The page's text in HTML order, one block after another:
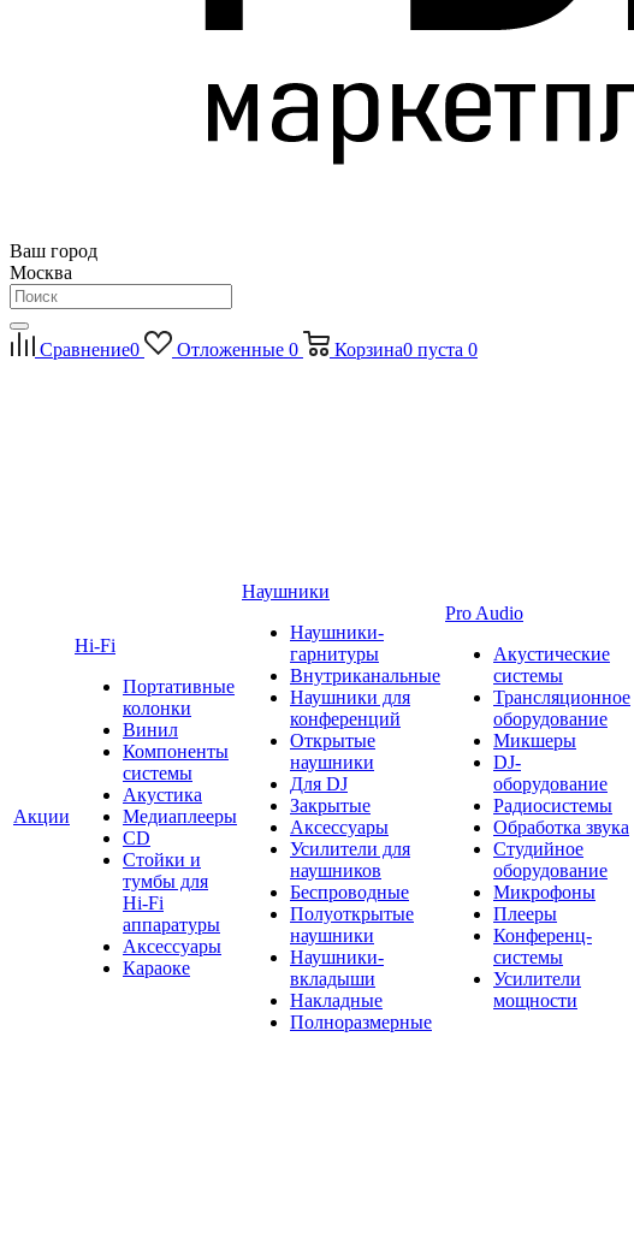
Ваш город
Москва
Сравнение0 Отложенные 0 Корзина0 пуста 0
Акции
Hi-Fi
Портативные
колонки
Винил
Компоненты
системы
Акустика
Медиаплееры
CD
Стойки и
тумбы для
Hi-Fi
аппаратуры
Аксессуары
Караоке
Наушники
Наушники-
гарнитуры
Внутриканальные
Наушники для
конференций
Открытые
наушники
Для DJ
Закрытые
Аксессуары
Усилители для
наушников
Беспроводные
Полуоткрытые
наушники
Наушники-
вкладыши
Накладные
Полноразмерные
Pro Audio
Акустические
системы
Трансляционное
оборудование
Микшеры
DJ-
оборудование
Радиосистемы
Обработка звука
Студийное
оборудование
Микрофоны
Плееры
Конференц-
системы
Усилители
мощности